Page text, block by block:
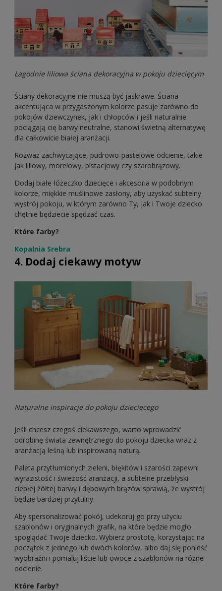
Łagodnie liliowa ściana dekoracyjna w pokoju dziecięcym
Ściany dekoracyjne nie muszą być jaskrawe. Ściana
akcentująca w przygaszonym kolorze pasuje zarówno do
pokojów dziewczynek, jak i chłopców i jeśli naturalnie
pociągają cię barwy neutralne, stanowi świetną alternatywę
dla całkowicie białej aranżacji.
Rozważ zachwycające, pudrowo-pastelowe odcienie, takie
jak liliowy, morelowy, pistacjowy czy szarobrązowy.
Dodaj białe łóżeczko dziecięce i akcesoria w podobnym
kolorze, miękkie muślinowe zasłony, aby uzyskać subtelny
wystrój pokoju, w którym zarówno Ty, jak i Twoje dziecko
chętnie będziecie spędzać czas.
Które farby?
Kopalnia Srebra
4. Dodaj ciekawy motyw
Naturalne inspiracje do pokoju dziecięcego
Jeśli chcesz czegoś ciekawszego, warto wprowadzić
odrobinę świata zewnętrznego do pokoju dziecka wraz z
aranżacją leśną lub inspirowaną naturą.
Paleta przytłumionych zieleni, błękitów i szarości zapewni
wyrazistość i świeżość aranżacji, a subtelne przebłyski
ciepłej żółtej barwy i dębowych brązów sprawią, że wystrój
będzie bardziej przytulny.
Aby spersonalizować pokój, udekoruj go przy użyciu
szablonów i oryginalnych grafik, na które będzie mogło
spoglądać Twoje dziecko. Wybierz prostotę, korzystając na
początek z jednego lub dwóch kolorów, albo daj się ponieść
wyobraźni i pomaluj liście lub owoce z szablonów na różne
odcienie.
Które farby?